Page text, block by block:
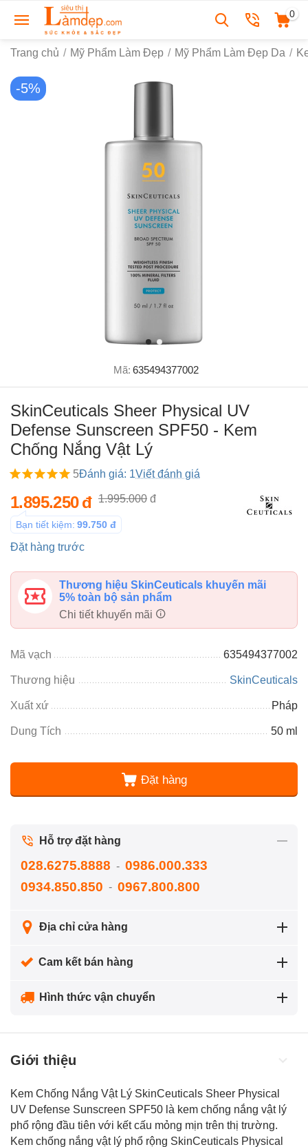
0
Trang chủ / Mỹ Phẩm Làm Đẹp / Mỹ Phẩm Làm Đẹp Da /
-5%
Mã: 635494377002
SkinCeuticals Sheer Physical UV
Defense Sunscreen SPF50 - Kem
Chống Nắng Vật Lý
5Đánh giá: 1Viết đánh giá
1.895.250đ 1.995.000 đ
Bạn tiết kiệm: 99.750 đ
Đặt hàng trước
Thương hiệu SkinCeuticals khuyến mãi
5% toàn bộ sản phẩm
Chi tiết khuyến mãi
Mã vạch 635494377002
Thương hiệu SkinCeuticals
Xuất xứ Pháp
Dung Tích 50 ml
Đặt hàng
Hỗ trợ đặt hàng
028.6275.8888 - 0986.000.333
0934.850.850 - 0967.800.800
Địa chỉ cửa hàng
Cam kết bán hàng
Hình thức vận chuyển
Giới thiệu
Kem Chống Nắng Vật Lý SkinCeuticals Sheer Physical
UV Defense Sunscreen SPF50 là kem chống nắng vật lý
phổ rộng đầu tiên với kết cấu mỏng mịn trên thị trường.
Kem chống nắng vật lý phổ rộng SkinCeuticals Physical